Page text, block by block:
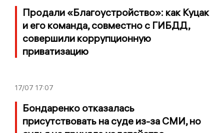
Продали «Благоустройство»: как Куцак
и его команда, совместно с ГИБДД,
совершили коррупционную
приватизацию
17/07 17:07
Бондаренко отказалась
присутствовать на суде из-за СМИ, но